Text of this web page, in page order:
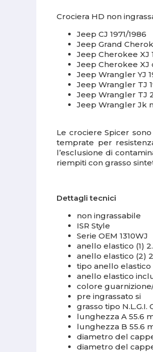
Crociera HD non
Jeep CJ 1971/1986
Jeep Grand
Jeep Cherokee XJ
Jeep Cherokee XJ
Jeep Wrangler YJ
Jeep Wrangler TJ
Jeep Wrangler TJ
Jeep Wrangler Jk
Le crociere Spicer
temprate per
l’esclusione di
riempiti con grasso
Dettagli tecnici
non ingrassabile
ISR Style
Serie OEM 1310WJ
anello elastico (1)
anello elastico (2)
tipo anello elastico
anello elastico
colore
pre ingrassato si
grasso tipo N.L.G.I.
lunghezza A 55.6
lunghezza B 55.6
diametro del
diametro del